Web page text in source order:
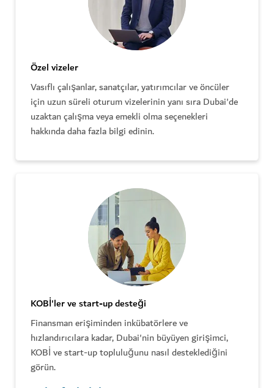
Özel vizeler
Vasıflı çalışanlar, sanatçılar, yatırımcılar ve öncüler
için uzun süreli oturum vizelerinin yanı sıra Dubai'de
uzaktan çalışma veya emekli olma seçenekleri
hakkında daha fazla bilgi edinin.
KOBİ'ler ve start-up desteği
Finansman erişiminden inkübatörlere ve
hızlandırıcılara kadar, Dubai'nin büyüyen girişimci,
KOBİ ve start-up topluluğunu nasıl desteklediğini
görün.